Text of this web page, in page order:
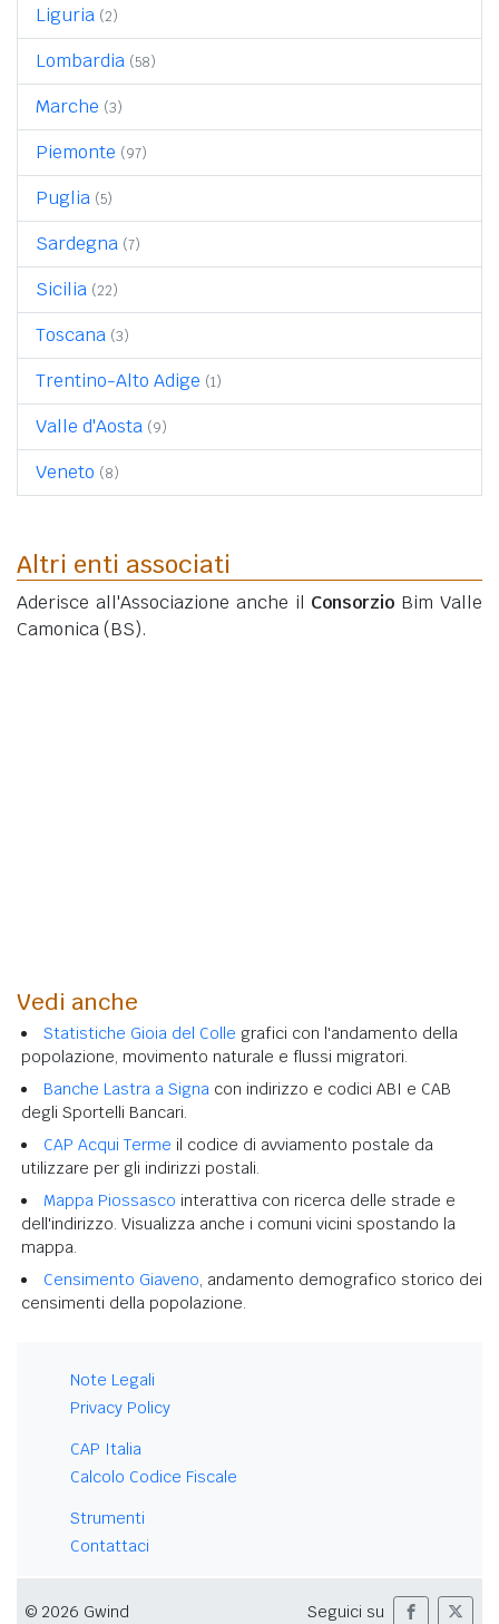
Liguria (2)
Lombardia (58)
Marche (3)
Piemonte (97)
Puglia (5)
Sardegna (7)
Sicilia (22)
Toscana (3)
Trentino-Alto Adige (1)
Valle d'Aosta (9)
Veneto (8)
Altri enti associati
Aderisce all'Associazione anche il Consorzio Bim Valle
Camonica (BS).
Vedi anche
Statistiche Gioia del Colle grafici con l'andamento della
popolazione, movimento naturale e flussi migratori.
Banche Lastra a Signa con indirizzo e codici ABI e CAB
degli Sportelli Bancari.
CAP Acqui Terme il codice di avviamento postale da
utilizzare per gli indirizzi postali.
Mappa Piossasco interattiva con ricerca delle strade e
dell'indirizzo. Visualizza anche i comuni vicini spostando la
mappa.
Censimento Giaveno, andamento demografico storico dei
censimenti della popolazione.
Note Legali
Privacy Policy
CAP Italia
Calcolo Codice Fiscale
Strumenti
Contattaci
© 2026 Gwind Seguici su